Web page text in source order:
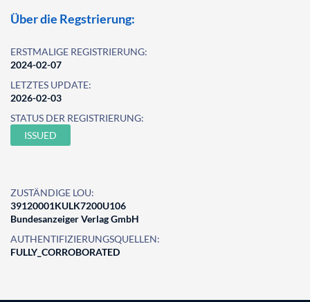
Über die Regstrierung:
ERSTMALIGE REGISTRIERUNG:
2024-02-07
LETZTES UPDATE:
2026-02-03
STATUS DER REGISTRIERUNG:
ISSUED
ZUSTÄNDIGE LOU:
39120001KULK7200U106
Bundesanzeiger Verlag GmbH
AUTHENTIFIZIERUNGSQUELLEN:
FULLY_CORROBORATED